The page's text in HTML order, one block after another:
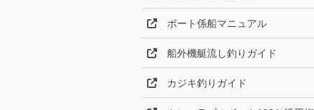
ボート係船マニュアル
船外機艇流し釣りガイド
カジキ釣りガイド